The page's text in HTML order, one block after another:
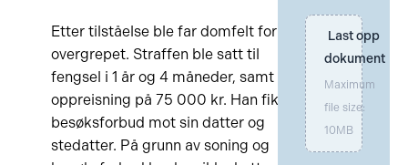
Etter tilståelse ble far domfelt for
overgrepet. Straffen ble satt til
fengsel i 1 år og 4 måneder, samt
oppreisning på 75 000 kr. Han fikk
besøksforbud mot sin datter og
stedatter. På grunn av soning og
Last opp
dokument
Maximum
file size:
10MB